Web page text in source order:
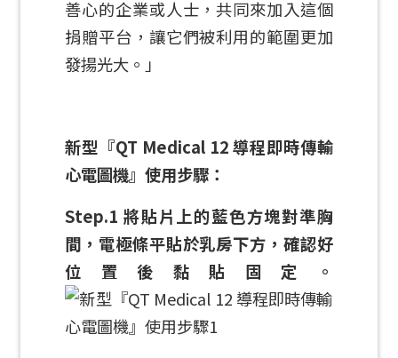
善心的企業或人士，共同來加入這個
捐贈平台，讓它們被利用的範圍更加
發揚光大。」
新型『QT Medical 12 導程即時傳輸
心電圖機』使用步驟：
Step.1 將貼片上的藍色方塊對準胸
間，電極條平貼於乳房下方，確認好
位置後黏貼固定。